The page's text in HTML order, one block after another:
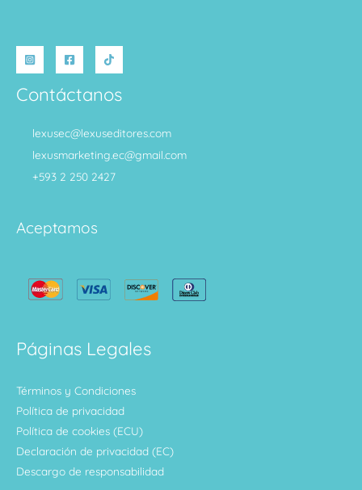
Contáctanos
lexusec@lexuseditores.com
lexusmarketing.ec@gmail.com
+593 2 250 2427
Aceptamos
Páginas Legales
Términos y Condiciones
Política de privacidad
Política de cookies (ECU)
Declaración de privacidad (EC)
Descargo de responsabilidad